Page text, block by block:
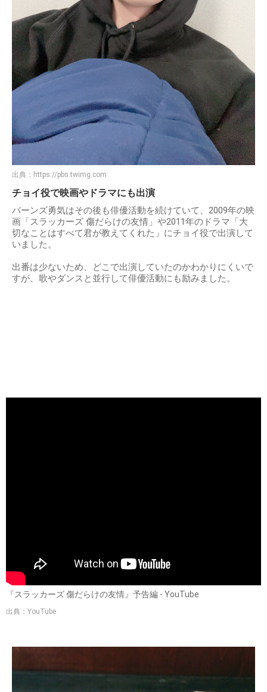
出典： https://pbs.twimg.com
チョイ役で映画やドラマにも出演
バーンズ勇気はその後も俳優活動を続けていて、2009年の映
画「スラッカーズ 傷だらけの友情」や2011年のドラマ「大
切なことはすべて君が教えてくれた」にチョイ役で出演して
いました。
出番は少ないため、どこで出演していたのかわかりにくいで
すが、歌やダンスと並行して俳優活動にも励みました。
『スラッカーズ 傷だらけの友情』予告編 - YouTube
出典：YouTube